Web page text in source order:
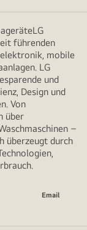
führenden
mobile
LG
und
Design und
Von
über
–
überzeugt durch
Email